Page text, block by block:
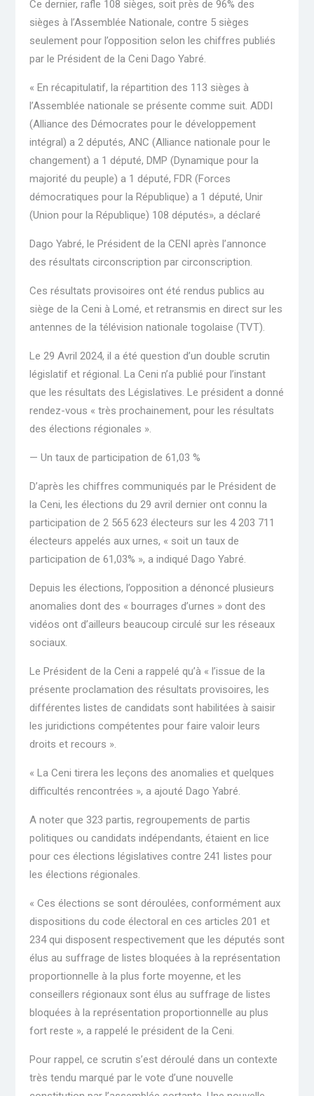
Ce dernier, rafle 108 sièges, soit près de 96% des
sièges à l’Assemblée Nationale, contre 5 sièges
seulement pour l’opposition selon les chiffres publiés
par le Président de la Ceni Dago Yabré.
« En récapitulatif, la répartition des 113 sièges à
l’Assemblée nationale se présente comme suit. ADDI
(Alliance des Démocrates pour le développement
intégral) a 2 députés, ANC (Alliance nationale pour le
changement) a 1 député, DMP (Dynamique pour la
majorité du peuple) a 1 député, FDR (Forces
démocratiques pour la République) a 1 député, Unir
(Union pour la République) 108 députés», a déclaré
Dago Yabré, le Président de la CENI après l’annonce
des résultats circonscription par circonscription.
Ces résultats provisoires ont été rendus publics au
siège de la Ceni à Lomé, et retransmis en direct sur les
antennes de la télévision nationale togolaise (TVT).
Le 29 Avril 2024, il a été question d’un double scrutin
législatif et régional. La Ceni n’a publié pour l’instant
que les résultats des Législatives. Le président a donné
rendez-vous « très prochainement, pour les résultats
des élections régionales ».
— Un taux de participation de 61,03 %
D’après les chiffres communiqués par le Président de
la Ceni, les élections du 29 avril dernier ont connu la
participation de 2 565 623 électeurs sur les 4 203 711
électeurs appelés aux urnes, « soit un taux de
participation de 61,03% », a indiqué Dago Yabré.
Depuis les élections, l’opposition a dénoncé plusieurs
anomalies dont des « bourrages d’urnes » dont des
vidéos ont d’ailleurs beaucoup circulé sur les réseaux
sociaux.
Le Président de la Ceni a rappelé qu’à « l’issue de la
présente proclamation des résultats provisoires, les
différentes listes de candidats sont habilitées à saisir
les juridictions compétentes pour faire valoir leurs
droits et recours ».
« La Ceni tirera les leçons des anomalies et quelques
difficultés rencontrées », a ajouté Dago Yabré.
A noter que 323 partis, regroupements de partis
politiques ou candidats indépendants, étaient en lice
pour ces élections législatives contre 241 listes pour
les élections régionales.
« Ces élections se sont déroulées, conformément aux
dispositions du code électoral en ces articles 201 et
234 qui disposent respectivement que les députés sont
élus au suffrage de listes bloquées à la représentation
proportionnelle à la plus forte moyenne, et les
conseillers régionaux sont élus au suffrage de listes
bloquées à la représentation proportionnelle au plus
fort reste », a rappelé le président de la Ceni.
Pour rappel, ce scrutin s’est déroulé dans un contexte
très tendu marqué par le vote d’une nouvelle